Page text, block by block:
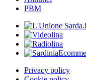
PBM
Privacy policy